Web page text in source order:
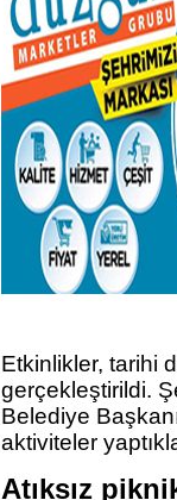
Etkinlikler, tarihi
gerçekleştirildi.
Belediye
aktiviteler
Atıksız